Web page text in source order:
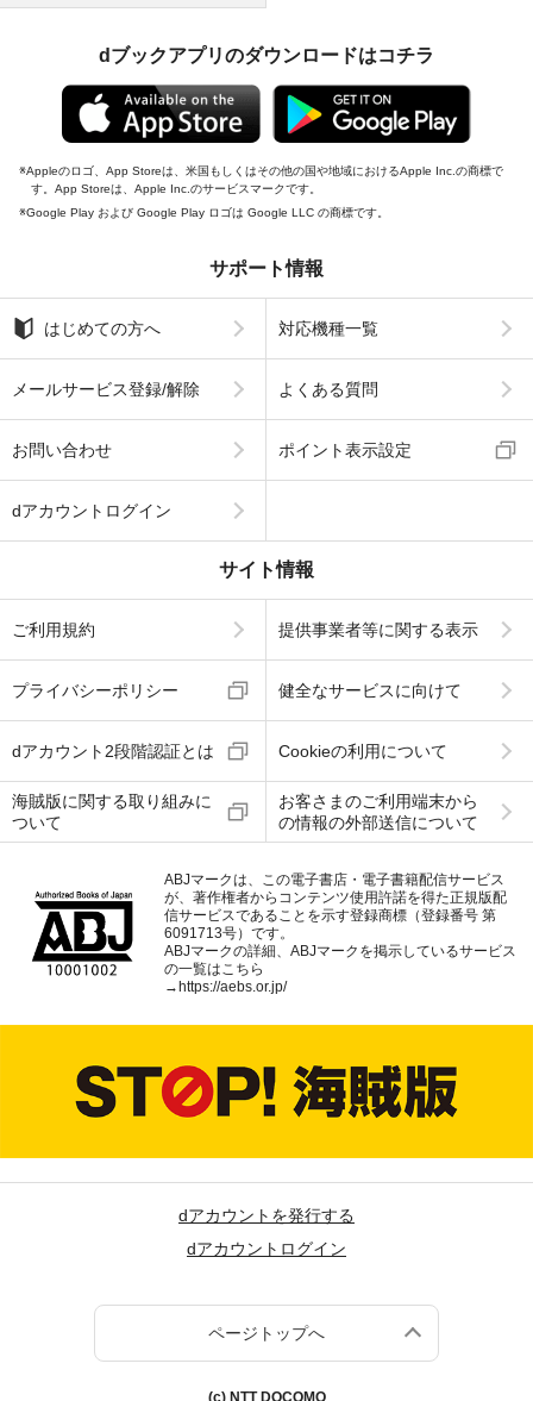
dブックアプリのダウンロードはコチラ
Appleのロゴ、App Storeは、米国もしくはその他の国や地域におけるApple Inc.の商標で
す。App Storeは、Apple Inc.のサービスマークです。
Google Play および Google Play ロゴは Google LLC の商標です。
サポート情報
はじめての方へ 対応機種一覧
メールサービス登録/解除 よくある質問
お問い合わせ ポイント表示設定
dアカウントログイン
サイト情報
ご利用規約 提供事業者等に関する表示
プライバシーポリシー 健全なサービスに向けて
dアカウント2段階認証とは Cookieの利用について
海賊版に関する取り組みに
ついて
お客さまのご利用端末から
の情報の外部送信について
ABJマークは、この電子書店・電子書籍配信サービス
が、著作権者からコンテンツ使用許諾を得た正規版配
信サービスであることを示す登録商標（登録番号 第
6091713号）です。
ABJマークの詳細、ABJマークを掲示しているサービス
の一覧はこちら
→ https://aebs.or.jp/
dアカウントを発行する
dアカウントログイン
ページトップへ
(c) NTT DOCOMO